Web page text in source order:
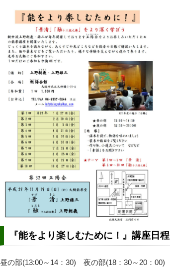
『能をより楽しむために！』講座日程
昼の部(13:00～14：30) 夜の部(18：30～20：00)